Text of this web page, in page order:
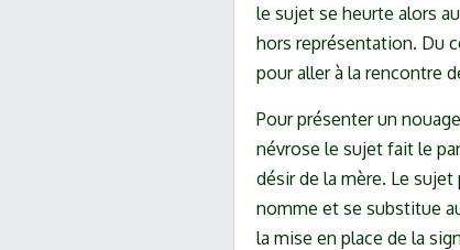
le sujet se heurte alors
hors représentation. Du
pour aller à la rencontre
Pour présenter un
névrose le sujet fait le
désir de la mère. Le
nomme et se substitue
la mise en place de la